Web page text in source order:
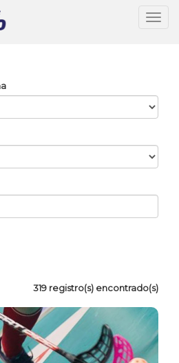
319 registro(s) encontrado(s)